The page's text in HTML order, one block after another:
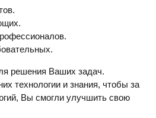
решения Ваших задач.
технологии и знания, чтобы за
Вы смогли улучшить свою